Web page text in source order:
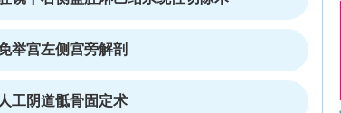
举宫左侧宫旁解剖
工阴道骶骨固定术